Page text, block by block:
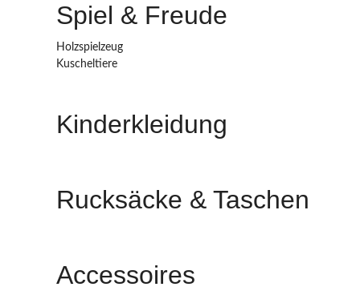
Spiel & Freude
Holzspielzeug
Kuscheltiere
Kinderkleidung
Rucksäcke & Taschen
Accessoires